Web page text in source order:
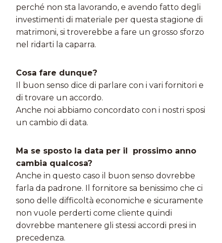
perché non sta lavorando, e avendo fatto degli
investimenti di materiale per questa stagione di
matrimoni, si troverebbe a fare un grosso sforzo
nel ridarti la caparra.
Cosa fare dunque?
Il buon senso dice di parlare con i vari fornitori e
di trovare un accordo.
Anche noi abbiamo concordato con i nostri sposi
un cambio di data.
Ma se sposto la data per il prossimo anno
cambia qualcosa?
Anche in questo caso il buon senso dovrebbe
farla da padrone. Il fornitore sa benissimo che ci
sono delle difficoltà economiche e sicuramente
non vuole perderti come cliente quindi
dovrebbe mantenere gli stessi accordi presi in
precedenza.